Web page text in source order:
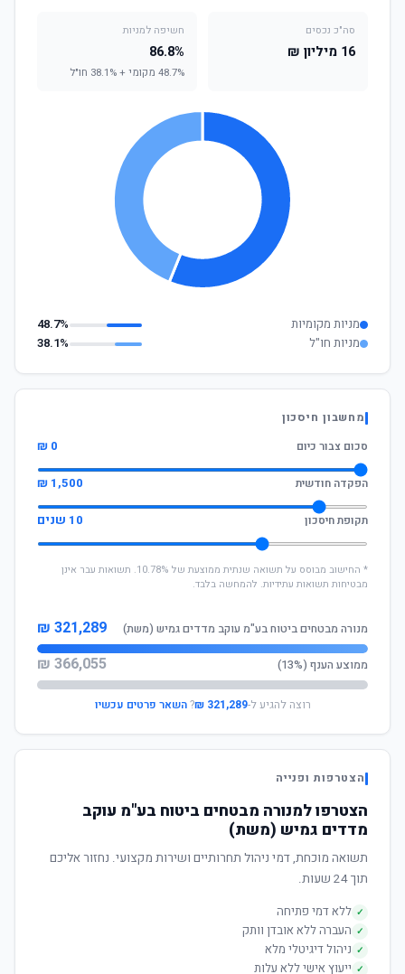
סה"כ נכסים
16 מיליון ₪
חשיפה למניות
86.8%
48.7% מקומי + 38.1% חו"ל
מניות מקומיות
48.7%
מניות חו"ל
38.1%
מחשבון חיסכון
סכום צבור כיום
0 ₪
הפקדה חודשית 1,500 ₪
תקופת חיסכון 10 שנים
* החישוב מבוסס על תשואה שנתית ממוצעת של 10.78%. תשואות עבר אינן
מבטיחות תשואות עתידיות. להמחשה בלבד.
מנורה מבטחים ביטוח בע"מ עוקב מדדים גמיש (משת) 321,289 ₪
ממוצע הענף (13%) 366,055 ₪
רוצה להגיע ל-321,289 ₪
?השאר פרטים עכשיו
הצטרפות ופנייה
הצטרפו למנורה מבטחים ביטוח בע"מ עוקב
מדדים גמיש (משת)
תשואה מוכחת, דמי ניהול תחרותיים ושירות מקצועי. נחזור אליכם
תוך 24 שעות.
✓ ללא דמי פתיחה
✓ העברה ללא אובדן וותק
✓ ניהול דיגיטלי מלא
✓ ייעוץ אישי ללא עלות